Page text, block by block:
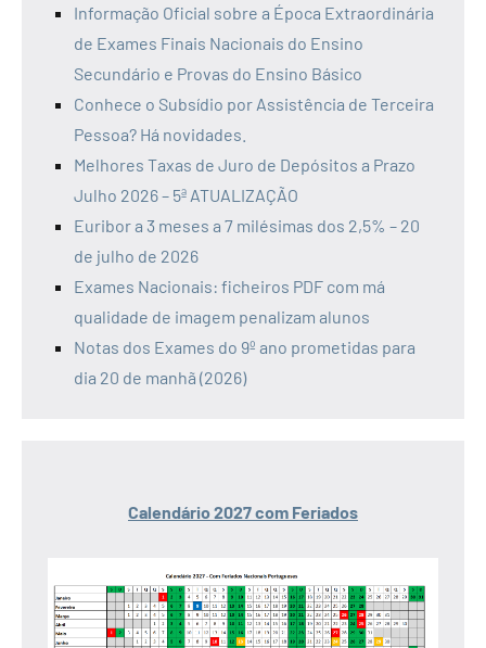
Informação Oficial sobre a Época Extraordinária
de Exames Finais Nacionais do Ensino
Secundário e Provas do Ensino Básico
Conhece o Subsídio por Assistência de Terceira
Pessoa? Há novidades.
Melhores Taxas de Juro de Depósitos a Prazo
Julho 2026 – 5ª ATUALIZAÇÃO
Euribor a 3 meses a 7 milésimas dos 2,5% – 20
de julho de 2026
Exames Nacionais: ficheiros PDF com má
qualidade de imagem penalizam alunos
Notas dos Exames do 9º ano prometidas para
dia 20 de manhã (2026)
Calendário 2027 com Feriados